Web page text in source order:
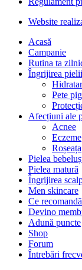
Website
Acasă
Campanie
Rutina ta
Îngrijirea pielii
Pete
Afecțiuni ale
Acnee
Eczeme
Roșeața
Pielea
Pielea matură
Îngrijirea
Men skincare
Ce
Devino
Adună puncte
Shop
Forum
Întrebări